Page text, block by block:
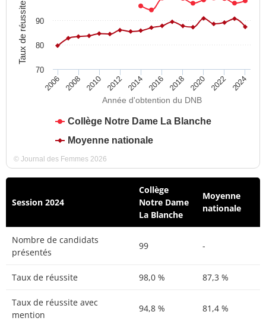
Année d'obtention du DNB
Taux de réussite
Collège Notre Dame La Blanche
Moyenne nationale
2006 2008 2010 2012 2014 2016 2018 2020 2022 2024
70
80
90
© Journal des Femmes 2026
Session 2024
Collège
Notre Dame
La Blanche
Moyenne
nationale
Nombre de candidats
présentés
99 -
Taux de réussite 98,0 % 87,3 %
Taux de réussite avec
mention
94,8 % 81,4 %